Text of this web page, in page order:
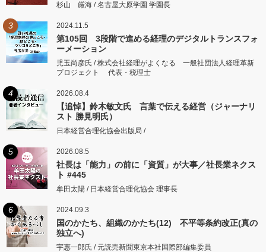
杉山 厳海 / 名古屋大原学園 学園長
3 2024.11.5
第105回 3段階で進める経理のデジタルトランスフォ
ーメーション
児玉尚彦氏 / 株式会社経理がよくなる 一般社団法人経理革新
プロジェクト 代表・税理士
4 2026.08.4
【追悼】鈴木敏文氏 言葉で伝える経営（ジャーナリ
スト 勝見明氏）
日本経営合理化協会出版局 /
5 2026.08.5
社長は「能力」の前に「資質」が大事／社長業ネクス
ト #445
牟田太陽 / 日本経営合理化協会 理事長
6 2024.09.3
国のかたち、組織のかたち(12) 不平等条約改正(真の
独立へ)
宇惠一郎氏 / 元読売新聞東京本社国際部編集委員